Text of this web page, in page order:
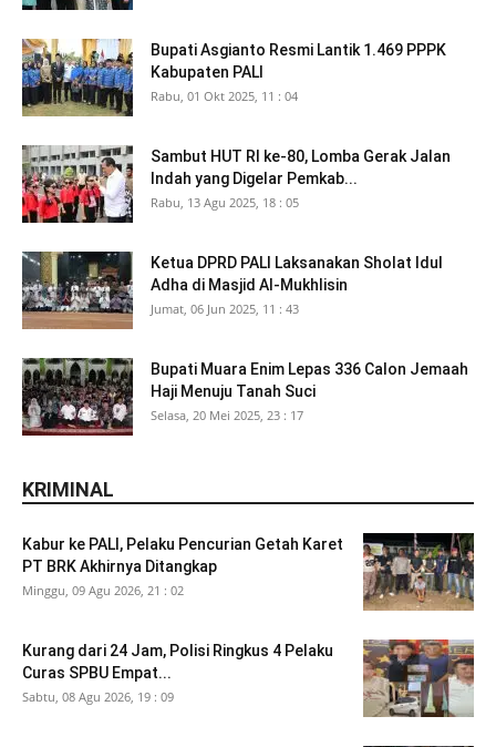
Bupati Asgianto Resmi Lantik 1.469 PPPK
Kabupaten PALI
Rabu, 01 Okt 2025, 11 : 04
Sambut HUT RI ke-80, Lomba Gerak Jalan
Indah yang Digelar Pemkab...
Rabu, 13 Agu 2025, 18 : 05
Ketua DPRD PALI Laksanakan Sholat Idul
Adha di Masjid Al-Mukhlisin
Jumat, 06 Jun 2025, 11 : 43
Bupati Muara Enim Lepas 336 Calon Jemaah
Haji Menuju Tanah Suci
Selasa, 20 Mei 2025, 23 : 17
KRIMINAL
Kabur ke PALI, Pelaku Pencurian Getah Karet
PT BRK Akhirnya Ditangkap
Minggu, 09 Agu 2026, 21 : 02
Kurang dari 24 Jam, Polisi Ringkus 4 Pelaku
Curas SPBU Empat...
Sabtu, 08 Agu 2026, 19 : 09